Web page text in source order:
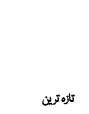
تازہ ترین